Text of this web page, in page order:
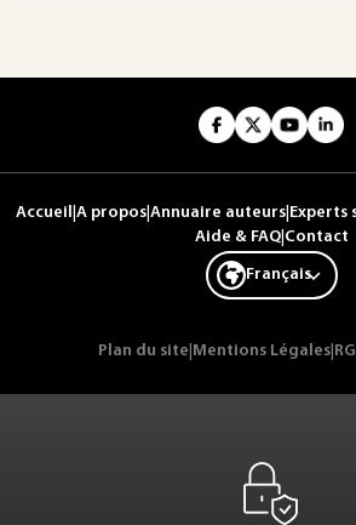
Accueil A propos Annuaire auteurs Experts
Aide & FAQ| Contact
Français
Plan du site Mentions Légales